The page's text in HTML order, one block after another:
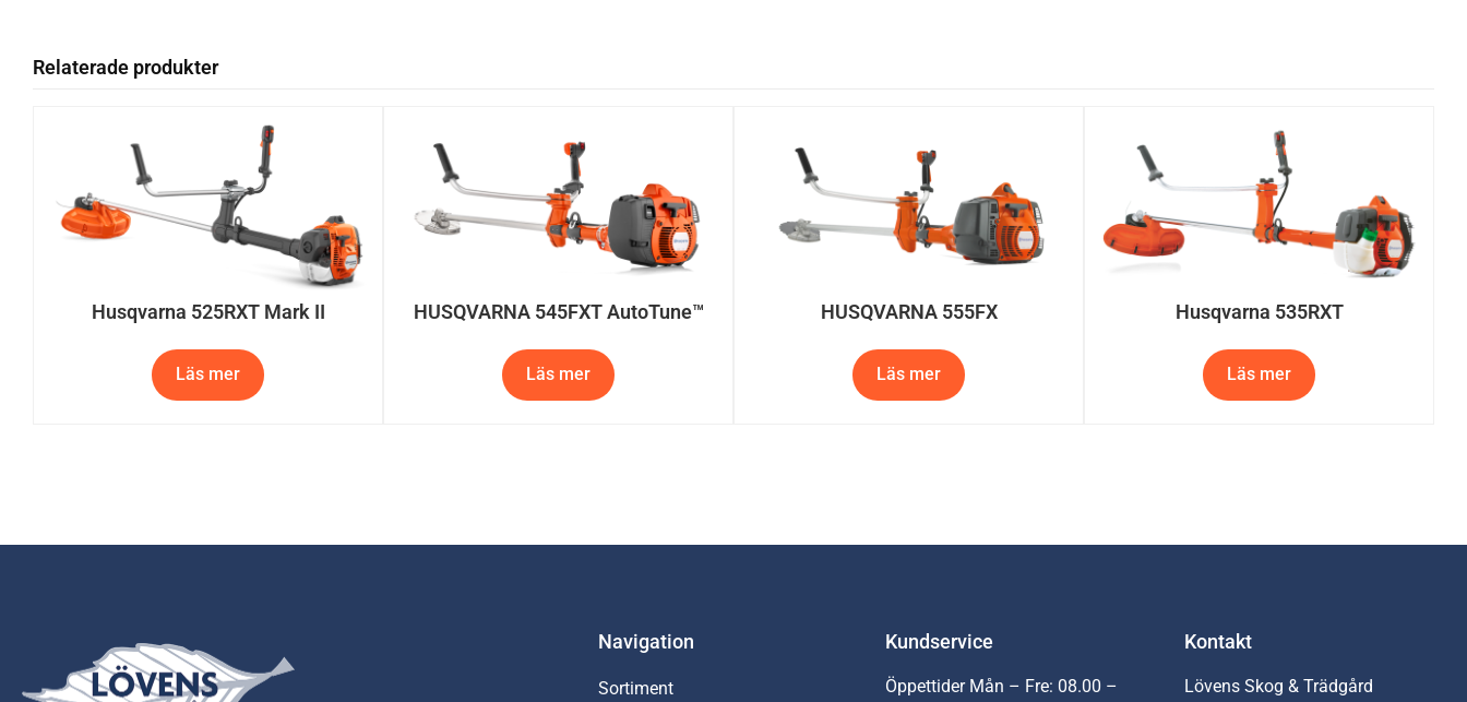
Relaterade produkter
Husqvarna 525RXT Mark II
Läs mer
HUSQVARNA 545FXT AutoTune™
Läs mer
HUSQVARNA 555FX
Läs mer
Husqvarna 535RXT
Läs mer
Navigation
Sortiment
Kundservice
Öppettider Mån – Fre: 08.00 –
Kontakt
Lövens Skog & Trädgård